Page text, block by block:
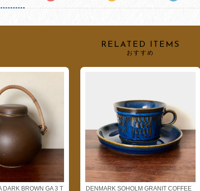
RELATED ITEMS
おすすめ
DARK BROWN GA 3 T DENMARK SOHOLM GRANIT COFFEE